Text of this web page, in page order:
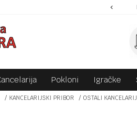
PLATNIM KARTICAMA!
Pokloni Igračke
KANCELARIJSKI PRIBOR OSTALI